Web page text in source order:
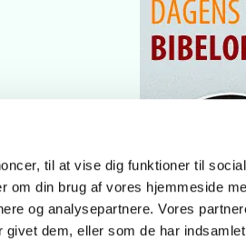
til at vise dig funktioner til
om din brug af vores hjemmeside
og analysepartnere. Vores
dem, eller som de har
Log på ChurchDesk